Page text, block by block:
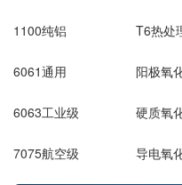
1100纯铝
6061通用
6063工业级
7075航空级
T6热处
阳极氧
硬质氧
导电氧